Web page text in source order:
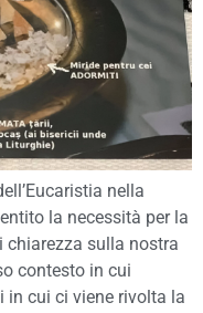
nella
la necessità per la
chiarezza sulla nostra
contesto in cui
cui ci viene rivolta la